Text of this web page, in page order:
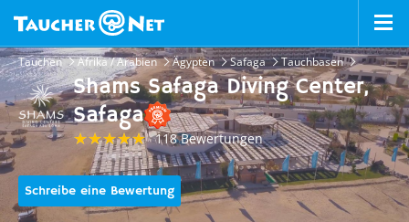
Tauchen Afrika / Arabien Ägypten Safaga Tauchbasen
Shams Safaga Diving Center,
Safaga
118 Bewertungen
Schreibe eine Bewertung